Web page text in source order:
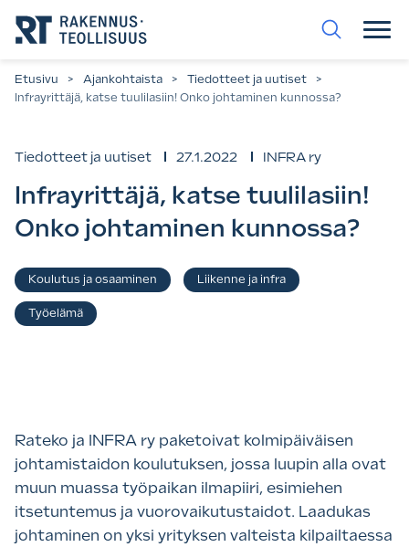
suoraan
sisältöön.
Etusivu > Ajankohtaista > Tiedotteet ja uutiset
>
Infrayrittäjä, katse tuulilasiin! Onko johtaminen kunnossa?
Tiedotteet ja uutiset 27.1.2022 INFRA ry
Infrayrittäjä, katse tuulilasiin!
Onko johtaminen kunnossa?
Asiasanat
Koulutus ja osaaminen
,
Liikenne ja infra
, Työelämä
Rateko ja INFRA ry paketoivat kolmipäiväisen
johtamistaidon koulutuksen, jossa luupin alla ovat
muun muassa työpaikan ilmapiiri, esimiehen
itsetuntemus ja vuorovaikutustaidot. Laadukas
johtaminen on yksi yrityksen valteista kilpailtaessa